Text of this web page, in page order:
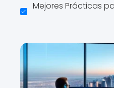
Mejores Prácticas